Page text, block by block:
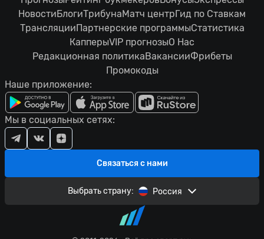
НовостиБлогиТрибунаМатч центрГид по Ставкам
ТрансляцииПартнерские программыСтатистика
КапперыVIP прогнозыО Нас
Редакционная политикаВакансииФрибеты
Промокоды
Наше приложение:
Связаться с нами
Мы в социальных сетях:
Выбрать страну: Россия